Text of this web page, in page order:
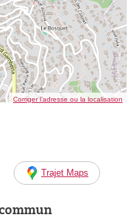
Corriger l’adresse ou la localisation
Trajet Maps